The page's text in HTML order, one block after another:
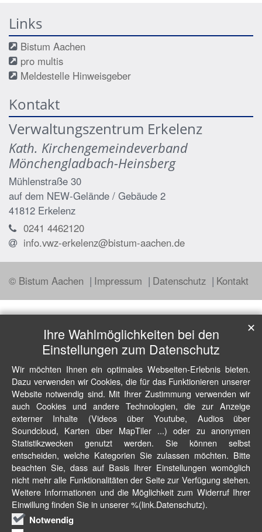
Links
Bistum Aachen
pro multis
Meldestelle Hinweisgeber
Kontakt
Verwaltungszentrum Erkelenz
Kath. Kirchengemeindeverband
Mönchengladbach-Heinsberg
Mühlenstraße 30
auf dem NEW-Gelände / Gebäude 2
41812 Erkelenz
0241 4462120
info.vwz-erkelenz@bistum-aachen.de
© Bistum Aachen Impressum Datenschutz Kontakt
Ihre Wahlmöglichkeiten bei den
Einstellungen zum Datenschutz
Wir möchten Ihnen ein optimales Webseiten-Erlebnis bieten.
Dazu verwenden wir Cookies, die für das Funktionieren unserer
Website notwendig sind. Mit Ihrer Zustimmung verwenden wir
auch Cookies und andere Technologien, die zur Anzeige
externer Inhalte (Videos über Youtube, Audios über
Soundcloud, Karten über MapTiler ...) oder zu anonymen
Statistikzwecken genutzt werden. Sie können selbst
entscheiden, welche Kategorien Sie zulassen möchten. Bitte
beachten Sie, dass auf Basis Ihrer Einstellungen womöglich
nicht mehr alle Funktionalitäten der Seite zur Verfügung stehen.
Weitere Informationen und die Möglichkeit zum Widerruf Ihrer
Einwillung finden Sie in unserer %(link.Datenschutz).
Notwendig
✕